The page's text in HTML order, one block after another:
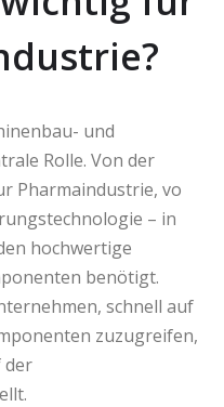
und
Rolle. Von der
Pharmaindustrie, vo
– in
hochwertige
benötigt.
schnell auf
zuzugreifen,
der